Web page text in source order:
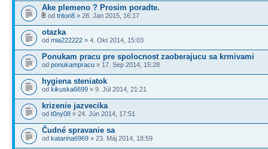
Ake plemeno ? Prosim poradte.
od triton8 » 28. Jan 2015, 16:17
otazka
od mia222222 » 4. Okt 2014, 15:03
Ponukam pracu pre spolocnost zaoberajucu sa krmivami
od ponukampracu » 17. Sep 2014, 15:28
hygiena steniatok
od kikuska6699 » 9. Júl 2014, 21:21
krizenie jazvecika
od t0ny08 » 24. Jún 2014, 17:51
Čudné spravanie sa
od katarina6969 » 23. Máj 2014, 18:59